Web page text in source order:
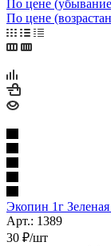
По цене
По цене
Экопин 1г
Арт.: 1389
30 ₽/шт